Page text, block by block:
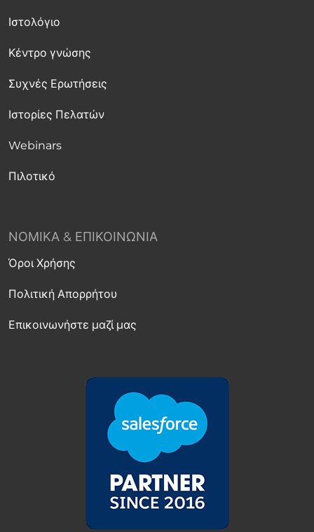
Ιστολόγιο
Κέντρο γνώσης
Συχνές Ερωτήσεις
Ιστορίες Πελατών
Webinars
Πιλοτικό
ΝΟΜΙΚΆ & ΕΠΙΚΟΙΝΩΝΊΑ
Όροι Χρήσης
Πολιτική Απορρήτου
Επικοινωνήστε μαζί μας